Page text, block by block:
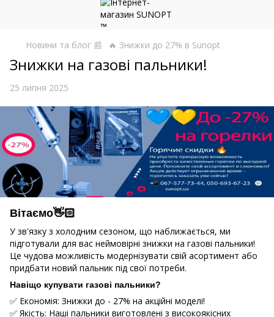
Новини та блог 📰 🔥 Знижки до 27% в Sunopt
Знижки на газові пальники!
25 липня 2025
Вітаємо👋🏻
У зв'язку з холодним сезоном, що наближається, ми
підготували для вас неймовірні знижки на газові пальники!
Це чудова можливість модернізувати свій асортимент або
придбати новий пальник під свої потреби.
Навіщо купувати газові пальники?
✅ Економія: Знижки до - 27% на акційні моделі!
✅ Якість: Наші пальники виготовлені з високоякісних